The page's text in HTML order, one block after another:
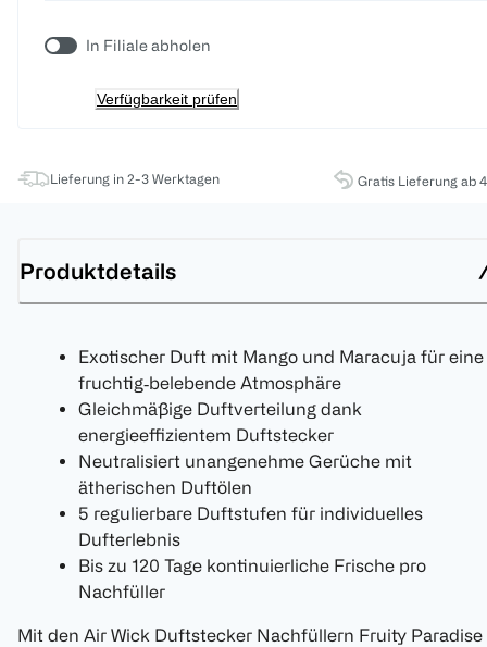
In Filiale abholen
Verfügbarkeit prüfen
Lieferung in 2-3 Werktagen Gratis Lieferung ab
Produktdetails
Exotischer Duft mit Mango und Maracuja für eine
fruchtig‑belebende Atmosphäre
Gleichmäßige Duftverteilung dank
energieeffizientem Duftstecker
Neutralisiert unangenehme Gerüche mit
ätherischen Duftölen
5 regulierbare Duftstufen für individuelles
Dufterlebnis
Bis zu 120 Tage kontinuierliche Frische pro
Nachfüller
Mit den Air Wick Duftstecker Nachfüllern Fruity Paradise